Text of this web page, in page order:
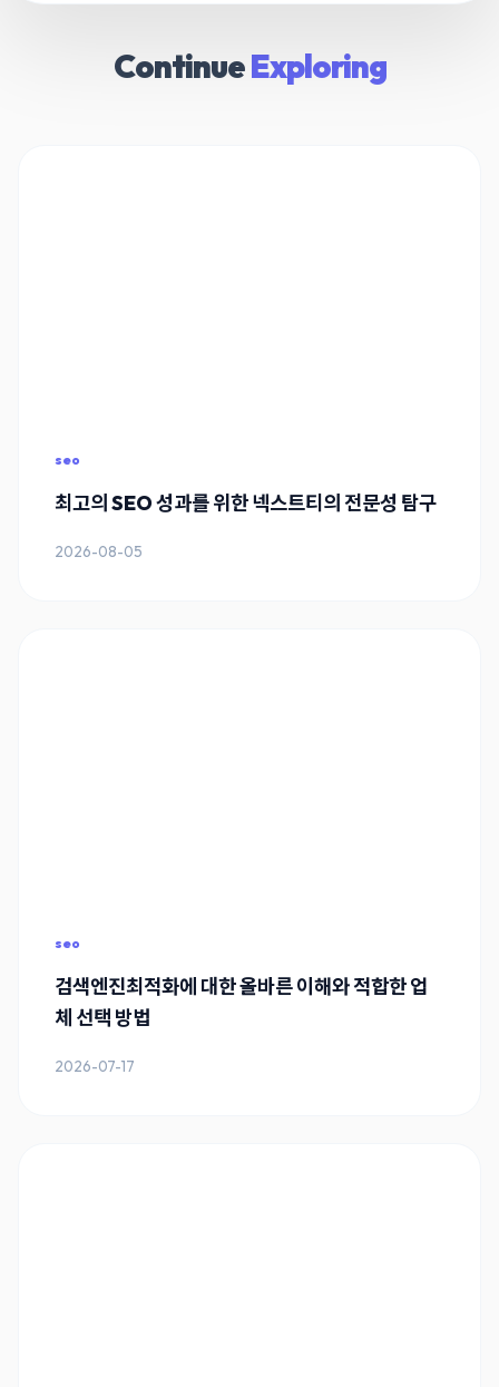
ContinueExploring
seo
최고의 SEO 성과를 위한 넥스트티의 전문성 탐구
2026-08-05
seo
검색엔진최적화에 대한 올바른 이해와 적합한 업
체 선택 방법
2026-07-17